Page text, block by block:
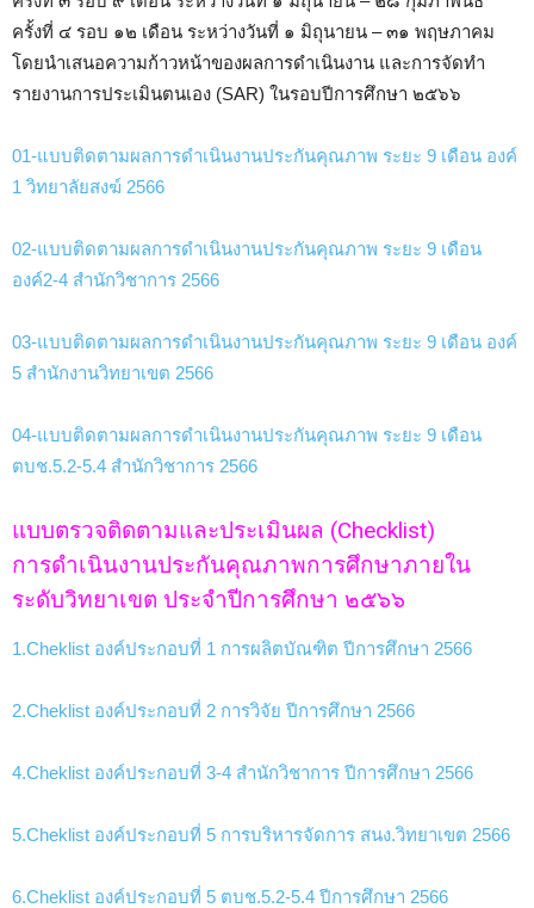
ครั้งที่ ๔ รอบ ๑๒ เดือน ระหว่างวันที่ ๑ มิถุนายน – ๓๑ พฤษภาคม
โดยนำเสนอความก้าวหน้าของผลการดำเนินงาน และการจัดทำ
รายงานการประเมินตนเอง (SAR) ในรอบปีการศึกษา ๒๕๖๖
01-แบบติดตามผลการดำเนินงานประกันคุณภาพ ระยะ 9 เดือน องค์
1 วิทยาลัยสงฆ์ 2566
02-แบบติดตามผลการดำเนินงานประกันคุณภาพ ระยะ 9 เดือน
องค์2-4 สำนักวิชาการ 2566
03-แบบติดตามผลการดำเนินงานประกันคุณภาพ ระยะ 9 เดือน องค์
5 สำนักงานวิทยาเขต 2566
04-แบบติดตามผลการดำเนินงานประกันคุณภาพ ระยะ 9 เดือน
ตบช.5.2-5.4 สำนักวิชาการ 2566
แบบตรวจติดตามและประเมินผล (Checklist)
การดำเนินงานประกันคุณภาพการศึกษาภายใน
ระดับวิทยาเขต ประจำปีการศึกษา ๒๕๖๖
1.Cheklist องค์ประกอบที่ 1 การผลิตบัณฑิต ปีการศึกษา 2566
2.Cheklist องค์ประกอบที่ 2 การวิจัย ปีการศึกษา 2566
4.Cheklist องค์ประกอบที่ 3-4 สำนักวิชาการ ปีการศึกษา 2566
5.Cheklist องค์ประกอบที่ 5 การบริหารจัดการ สนง.วิทยาเขต 2566
6.Cheklist องค์ประกอบที่ 5 ตบช.5.2-5.4 ปีการศึกษา 2566